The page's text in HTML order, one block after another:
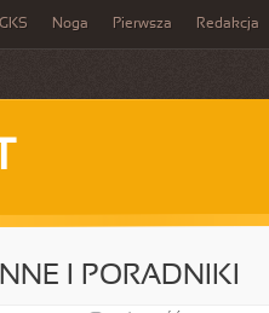
GKS Noga Pierwsza Redakcja
I PORADNIKI